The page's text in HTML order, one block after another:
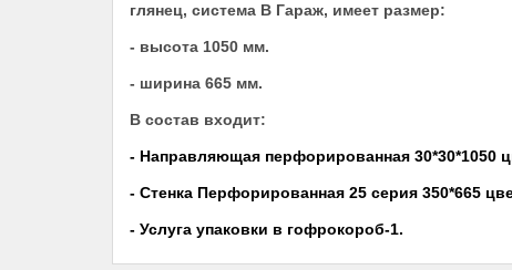
глянец, система В Гараж, имеет размер:
- высота 1050 мм.
- ширина 665 мм.
В состав входит:
- Направляющая перфорированная 30*30*1050
- Стенка Перфорированная 25 серия 350*665
- Услуга упаковки в гофрокороб-1.